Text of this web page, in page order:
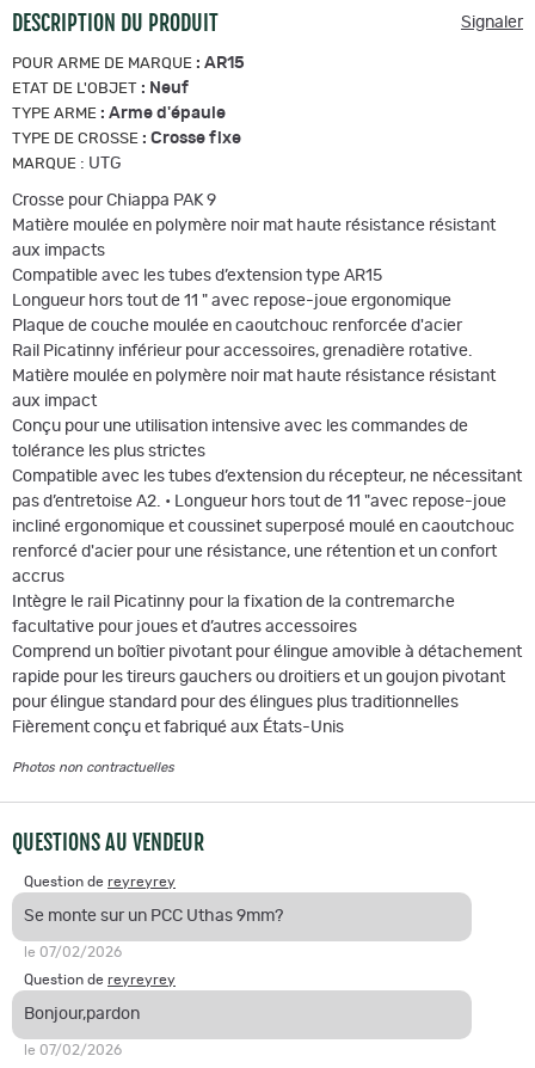
DESCRIPTION DU PRODUIT Signaler
POUR ARME DE MARQUE : AR15
ETAT DE L'OBJET : Neuf
TYPE ARME : Arme d'épaule
TYPE DE CROSSE : Crosse fixe
MARQUE : UTG
Crosse pour Chiappa PAK 9
Matière moulée en polymère noir mat haute résistance résistant
aux impacts
Compatible avec les tubes d’extension type AR15
Longueur hors tout de 11 " avec repose-joue ergonomique
Plaque de couche moulée en caoutchouc renforcée d'acier
Rail Picatinny inférieur pour accessoires, grenadière rotative.
Matière moulée en polymère noir mat haute résistance résistant
aux impact
Conçu pour une utilisation intensive avec les commandes de
tolérance les plus strictes
Compatible avec les tubes d’extension du récepteur, ne nécessitant
pas d’entretoise A2. • Longueur hors tout de 11 "avec repose-joue
incliné ergonomique et coussinet superposé moulé en caoutchouc
renforcé d'acier pour une résistance, une rétention et un confort
accrus
Intègre le rail Picatinny pour la fixation de la contremarche
facultative pour joues et d’autres accessoires
Comprend un boîtier pivotant pour élingue amovible à détachement
rapide pour les tireurs gauchers ou droitiers et un goujon pivotant
pour élingue standard pour des élingues plus traditionnelles
Fièrement conçu et fabriqué aux États-Unis
Photos non contractuelles
QUESTIONS AU VENDEUR
Question de reyreyrey
Se monte sur un PCC Uthas 9mm?
le 07/02/2026
Question de reyreyrey
Bonjour,pardon
le 07/02/2026